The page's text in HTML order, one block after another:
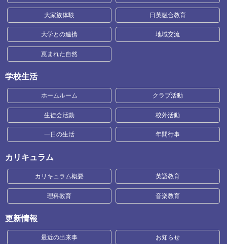
大家族体験 日英融合教育
大学との連携 地域交流
恵まれた自然
学校生活
ホームルーム クラブ活動
生徒会活動 校外活動
一日の生活 年間行事
カリキュラム
カリキュラム概要 英語教育
理科教育 音楽教育
更新情報
最近の出来事 お知らせ